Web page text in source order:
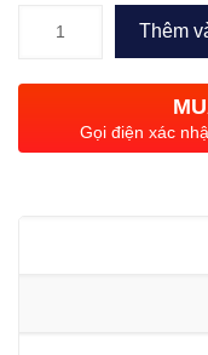
giếng
4inch
Thêm
Gọi điện xác